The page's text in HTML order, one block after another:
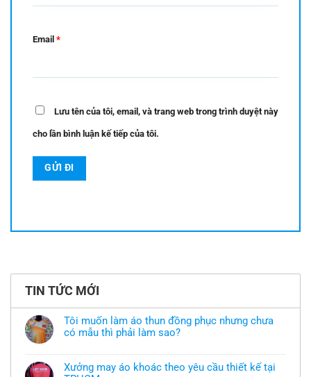
Email *
Lưu tên của tôi, email, và trang web trong trình duyệt này
cho lần bình luận kế tiếp của tôi.
TIN TỨC MỚI
Tôi muốn làm áo thun đồng phục nhưng chưa
có mẫu thì phải làm sao?
bình
luận
Xưởng may áo khoác theo yêu cầu thiết kế tại